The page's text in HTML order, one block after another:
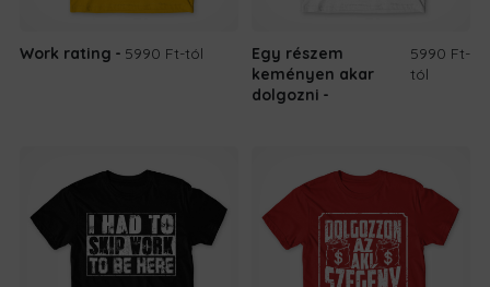
Work rating 5990 Ft-tól
Egy részem
keményen akar
dolgozni
5990 Ft-
tól